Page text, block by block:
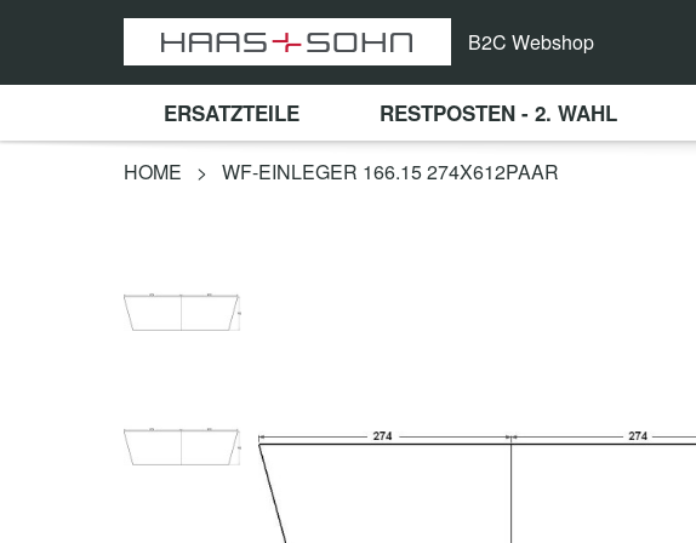
B2C Webshop
ERSATZTEILE RESTPOSTEN - 2. WAHL
HOME > WF-EINLEGER 166.15 274X612PAAR